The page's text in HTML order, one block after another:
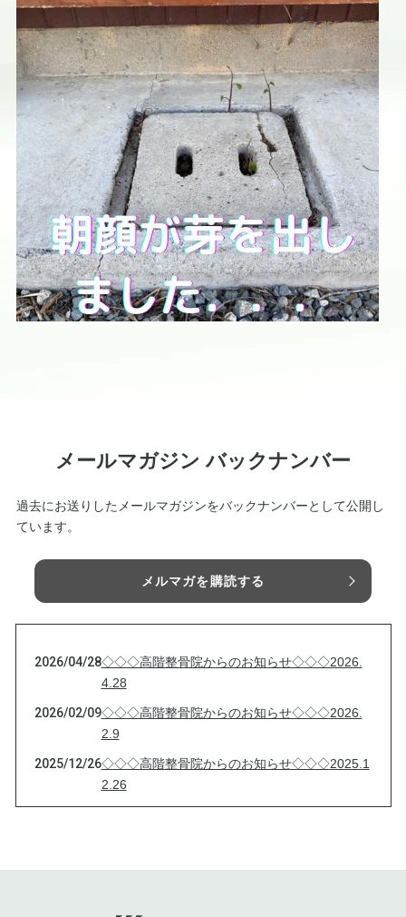
メールマガジン バックナンバー
過去にお送りしたメールマガジンをバックナンバーとして公開し
ています。
メルマガを購読する
2026/04/28◇◇◇高階整骨院からのお知らせ◇◇◇2026.
4.28
2026/02/09◇◇◇高階整骨院からのお知らせ◇◇◇2026.
2.9
2025/12/26◇◇◇高階整骨院からのお知らせ◇◇◇2025.1
2.26